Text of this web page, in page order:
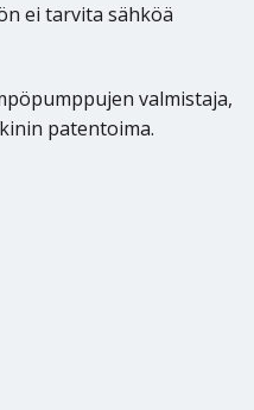
ei tarvita sähköä
valmistaja,
patentoima.